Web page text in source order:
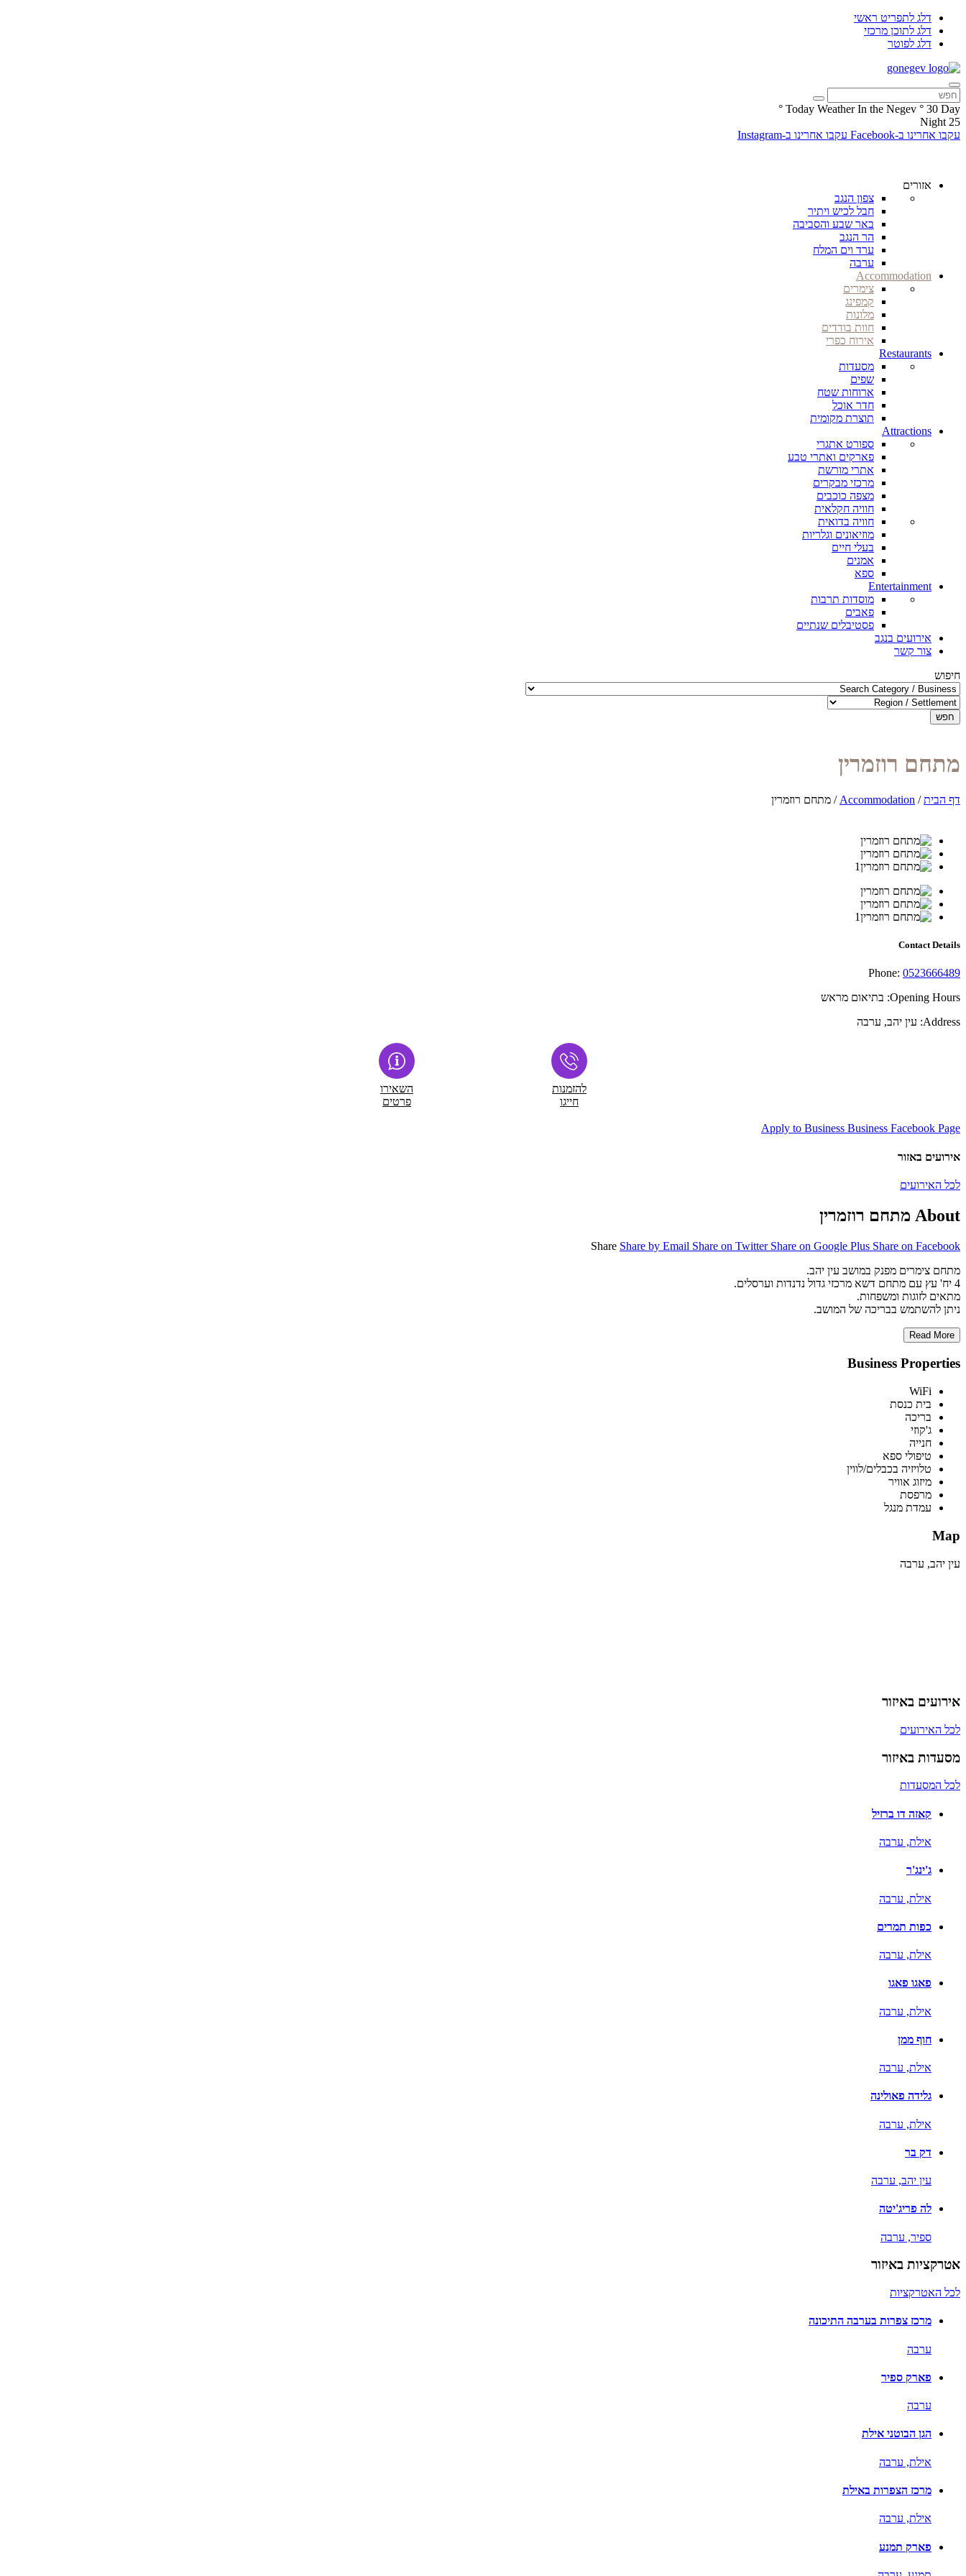
דלג לתפריט ראשי
דלג לתוכן מרכזי
דלג לפוטר
Today Weather In the Negev ° 30 Day
°
25
Night
עקבו אחרינו ב-Facebook
עקבו אחרינו ב-Instagram
אזורים
צפון הנגב
חבל לכיש ויתיר
באר שבע והסביבה
הר הנגב
ערד וים המלח
ערבה
Accommodation
צימרים
קמפינג
מלונות
חוות בודדים
אירוח כפרי
Restaurants
מסעדות
שפים
ארוחות שטח
חדר אוכל
תוצרת מקומית
Attractions
ספורט אתגרי
פארקים ואתרי טבע
אתרי מורשת
מרכזי מבקרים
מצפה כוכבים
חוויה חקלאית
חוויה בדואית
מוזיאונים וגלריות
בעלי חיים
אמנים
ספא
Entertainment
מוסדות תרבות
פאבים
פסטיבלים שנתיים
אירועים בנגב
צור קשר
חיפוש
חפש
מתחם רוזמרין
דף הבית/
Accommodation
/ מתחם רוזמרין
Contact Details
Phone: 0523666489
Opening Hours: בתיאום מראש
Address: עין יהב, ערבה
להזמנות
חייגו
השאירו
פרטים
Apply to Business Business Facebook Page
אירועים באזור
לכל האירועים
About מתחם רוזמרין
Share Share by Email Share on Twitter Share on Google Plus Share on Facebook
מתחם צימרים מפנק במושב עין יהב.
4 יח' עץ עם מתחם דשא מרכזי גדול נדנדות וערסלים.
מתאים לזוגות ומשפחות.
ניתן להשתמש בבריכה של המושב.
Read More
Business Properties
WiFi
בית כנסת
בריכה
ג'קוזי
חנייה
טיפולי ספא
טלויזיה בכבלים/לווין
מיזוג אוויר
מרפסת
עמדת מנגל
Map
עין יהב, ערבה
אירועים באיזור
לכל האירועים
מסעדות באיזור
לכל המסעדות
קאזה דו ברזיל
אילת, ערבה
ג'ינג'ר
אילת, ערבה
כפות תמרים
אילת, ערבה
פאגו פאגו
אילת, ערבה
חוף ממן
אילת, ערבה
גלידה פאולינה
אילת, ערבה
דק בר
עין יהב, ערבה
לה פריג'יטה
ספיר, ערבה
אטרקציות באיזור
לכל האטרקציות
מרכז צפרות בערבה התיכונה
ערבה
פארק ספיר
ערבה
הגן הבוטני אילת
אילת, ערבה
מרכז הצפרות באילת
אילת, ערבה
פארק תמנע